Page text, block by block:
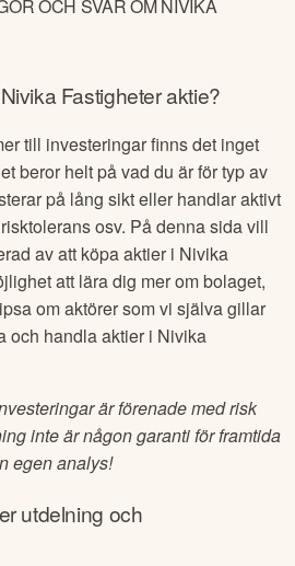
OCH SVAR OM NIVIKA
Nivika Fastigheteraktie?
till investeringar finns det inget
beror helt på vad du är för typ av
på lång sikt eller handlar aktivt
osv. På denna sida vill
av att köpa aktier i Nivika
att lära dig mer om bolaget,
om aktörer som vi själva gillar
och handla aktier i Nivika
är förenade med risk
inte är någon garanti för framtida
egen analys!
utdelning och